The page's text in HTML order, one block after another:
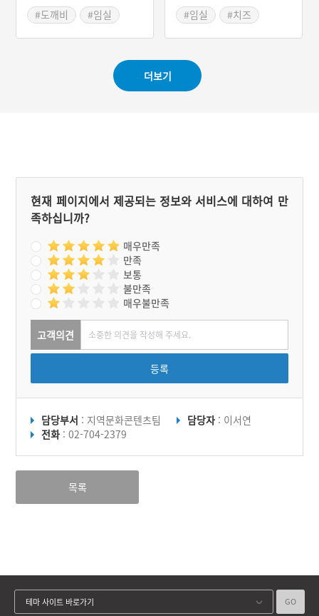
로 인한 사고가 빈번했는데
그 이유를 도깨비의 장난으
로 생각해 도깨비제를 지낸
믐날 밤에 지낸다. 우선 풍
물패가 제의의 시작을 알린
다. 풍물패를 필두로 제관들
제물로 올린 메밀 시루떡을
느티나무 주변에 뿌린다. 도
깨비의 마음을 달래주기 위
한 의례라 하는데 결국 도깨
않기를 기원하는 셈이다.
#도깨비
#임실
#임실
#치즈
#예능프로그램 음식
더보기
현재 페이지에서 제공되는 정보와 서비스에 대하여 만
족하십니까?
매우만족
만족
보통
불만족
매우불만족
고객의견
등록
담당부서 : 지역문화콘텐츠팀 담당자 : 이서연
전화 : 02-704-2379
목록
테마 사이트 바로가기 GO